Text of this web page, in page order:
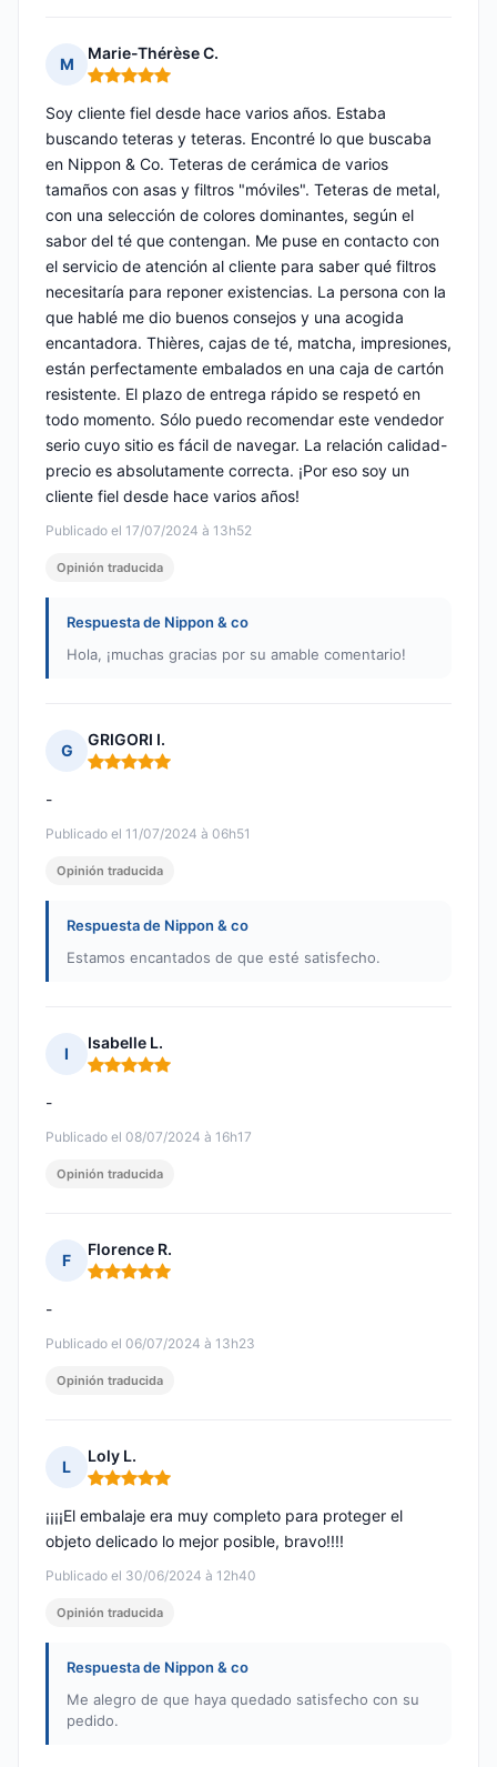
M
Marie-Thérèse C.
Nota: 5 de 5
Publicado el 17/07/2024 à 13h52
Soy cliente fiel desde hace varios años. Estaba
buscando teteras y teteras. Encontré lo que buscaba
en Nippon & Co. Teteras de cerámica de varios
tamaños con asas y filtros "móviles". Teteras de metal,
con una selección de colores dominantes, según el
sabor del té que contengan. Me puse en contacto con
el servicio de atención al cliente para saber qué filtros
necesitaría para reponer existencias. La persona con la
que hablé me dio buenos consejos y una acogida
encantadora. Thières, cajas de té, matcha, impresiones,
están perfectamente embalados en una caja de cartón
resistente. El plazo de entrega rápido se respetó en
todo momento. Sólo puedo recomendar este vendedor
serio cuyo sitio es fácil de navegar. La relación calidad-
precio es absolutamente correcta. ¡Por eso soy un
cliente fiel desde hace varios años!
Opinión traducida
Respuesta de Nippon & co
Hola, ¡muchas gracias por su amable comentario!
G
GRIGORI I.
Nota: 5 de 5
Publicado el 11/07/2024 à 06h51
-
Opinión traducida
Respuesta de Nippon & co
Estamos encantados de que esté satisfecho.
I
Isabelle L.
Nota: 5 de 5
Publicado el 08/07/2024 à 16h17
-
Opinión traducida
F
Florence R.
Nota: 5 de 5
Publicado el 06/07/2024 à 13h23
-
Opinión traducida
L
Loly L.
Nota: 5 de 5
Publicado el 30/06/2024 à 12h40
¡¡¡¡El embalaje era muy completo para proteger el
objeto delicado lo mejor posible, bravo!!!!
Opinión traducida
Respuesta de Nippon & co
Me alegro de que haya quedado satisfecho con su
pedido.